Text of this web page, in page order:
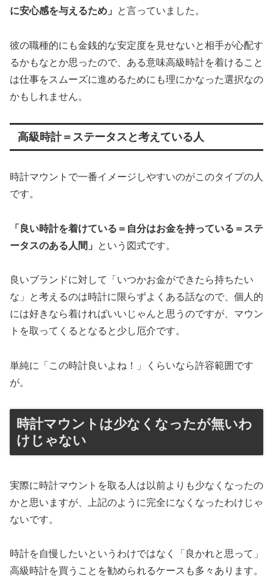
に安心感を与えるため」
と言っていました。
彼の職種的にも金銭的な安定度を見せないと相手が心配す
るかもなとか思ったので、ある意味高級時計を着けること
は仕事をスムーズに進めるためにも理にかなった選択なの
かもしれません。
高級時計＝ステータスと考えている人
時計マウントで一番イメージしやすいのがこのタイプの人
です。
「良い時計を着けている＝自分はお金を持っている＝ステ
ータスのある人間」
という図式です。
良いブランドに対して「いつかお金ができたら持ちたい
な」と考えるのは時計に限らずよくある話なので、個人的
には好きなら着ければいいじゃんと思うのですが、マウン
トを取ってくるとなると少し厄介です。
単純に「この時計良いよね！」くらいなら許容範囲です
が。
時計マウントは少なくなったが無いわ
けじゃない
実際に時計マウントを取る人は以前よりも少なくなったの
かと思いますが、上記のように完全になくなったわけじゃ
ないです。
時計を自慢したいというわけではなく「良かれと思って」
高級時計を買うことを勧められるケースも多々あります。